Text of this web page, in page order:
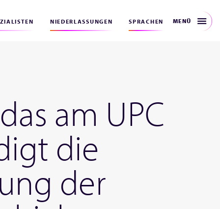
NIEDERLASSUNGEN SPRACHEN MENÜ
am UPC
die
der